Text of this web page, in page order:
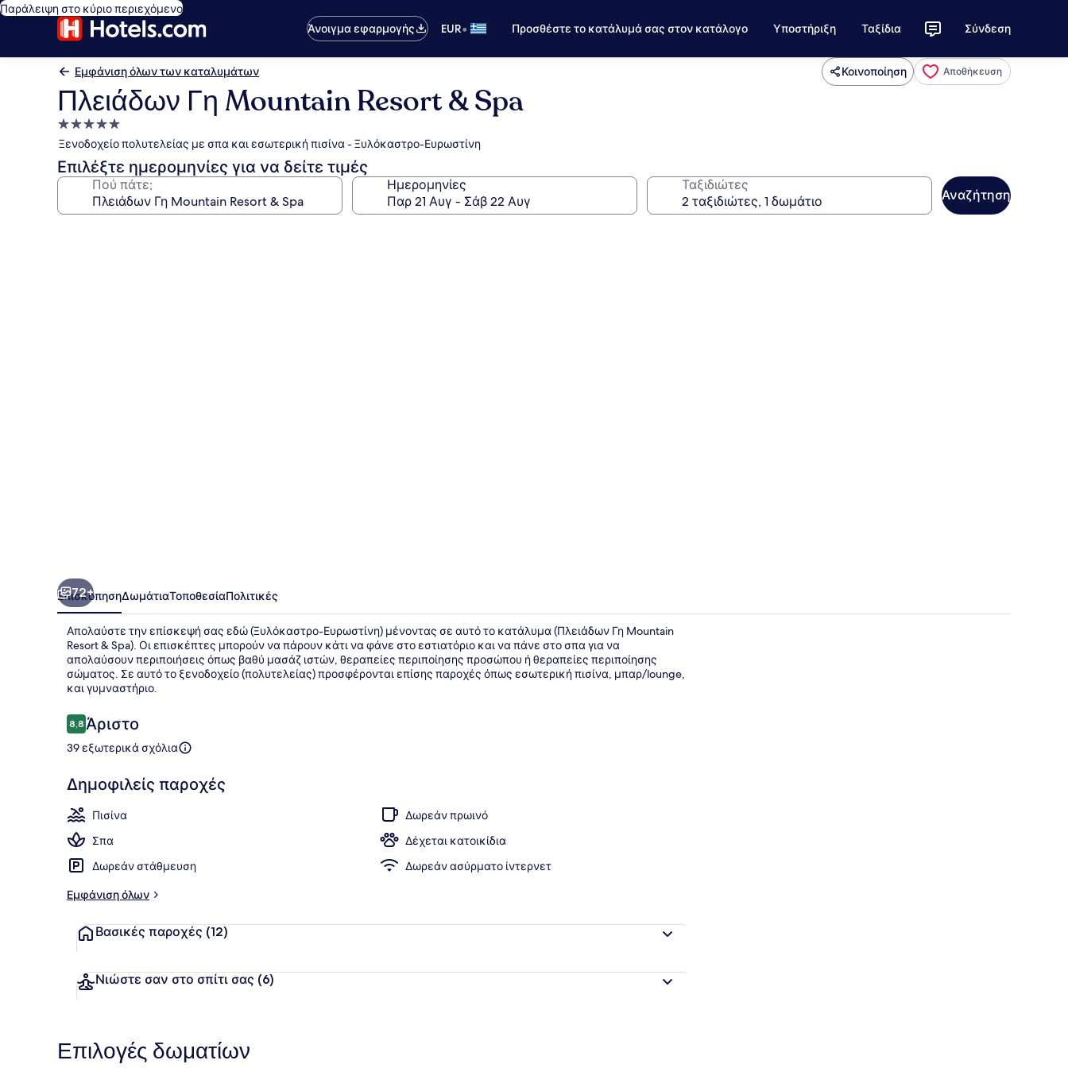
Παράλειψη στο κύριο περιεχόμενο
Άνοιγμα εφαρμογής
EUR• Προσθέστε το κατάλυμά σας στον κατάλογο Υποστήριξη Ταξίδια Σύνδεση
Εμφάνιση όλων των καταλυμάτων Κοινοποίηση Αποθήκευση
Πλειάδων Γη Mountain Resort & Spa
Κατάλυμα
με
5.0
αστέρια
Ξενοδοχείο πολυτελείας με σπα και εσωτερική πισίνα - Ξυλόκαστρο-Ευρωστίνη
Επιλέξτε ημερομηνίες για να δείτε τιμές
Πού πάτε; Ημερομηνίες Ταξιδιώτες
Αναζήτηση
Family Σουίτα, Θέα στο Βουνό | Κλινοσκεπάσματα υψηλής ποιότητας, μίνι μπαρ,
72+
ΕπισκόπησηΔωμάτιαΤοποθεσίαΠολιτικές
Απολαύστε την επίσκεψή σας εδώ (Ξυλόκαστρο-Ευρωστίνη) μένοντας σε αυτό το κατάλυμα (Πλειάδων Γη Mountain
Resort & Spa). Οι επισκέπτες μπορούν να πάρουν κάτι να φάνε στο εστιατόριο και να πάνε στο σπα για να
απολαύσουν περιποιήσεις όπως βαθύ μασάζ ιστών, θεραπείες περιποίησης προσώπου ή θεραπείες περιποίησης
σώματος. Σε αυτό το ξενοδοχείο (πολυτελείας) προσφέρονται επίσης παροχές όπως εσωτερική πισίνα, μπαρ/lounge,
και γυμναστήριο.
Σχόλια
8,88,8 στα 10
Άριστο
39 εξωτερικά σχόλια
Δημοφιλείς παροχές
Πισίνα
Δωρεάν πρωινό
Σπα
Δέχεται κατοικίδια
Δωρεάν στάθμευση
Δωρεάν ασύρματο ίντερνετ
Εμφάνιση όλων
Βασικές παροχές (12)
Νιώστε σαν στο σπίτι σας (6)
Επιλογές δωματίων